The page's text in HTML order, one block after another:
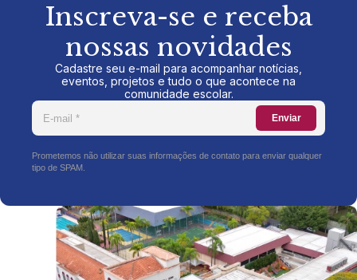
Inscreva-se e receba
nossas novidades
Cadastre seu e-mail para acompanhar notícias,
eventos, projetos e tudo o que acontece na
comunidade escolar.
Enviar
Prometemos não utilizar suas informações de contato para enviar qualquer
tipo de SPAM.